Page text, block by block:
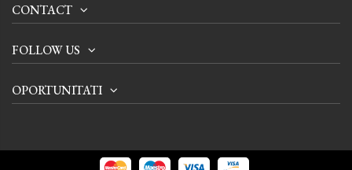
CONTACT
FOLLOW US
OPORTUNITATI